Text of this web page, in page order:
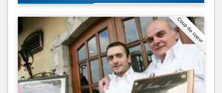
Coup de coeur